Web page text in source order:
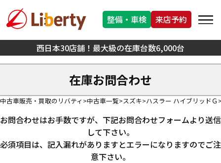
西日本30店舗！最大級の在庫台数6,000台
整備・車検 来店予約
在庫お問合わせ
中古車販売・買取のリバティ 中古車一覧 スズキ ハスラー ハイブリッドＧ
お問合わせはお手数ですが、下記お問合わせフォームより送信
して下さい。
必須項目は、記入漏れがありますとエラーになりますのでご注
意下さい。